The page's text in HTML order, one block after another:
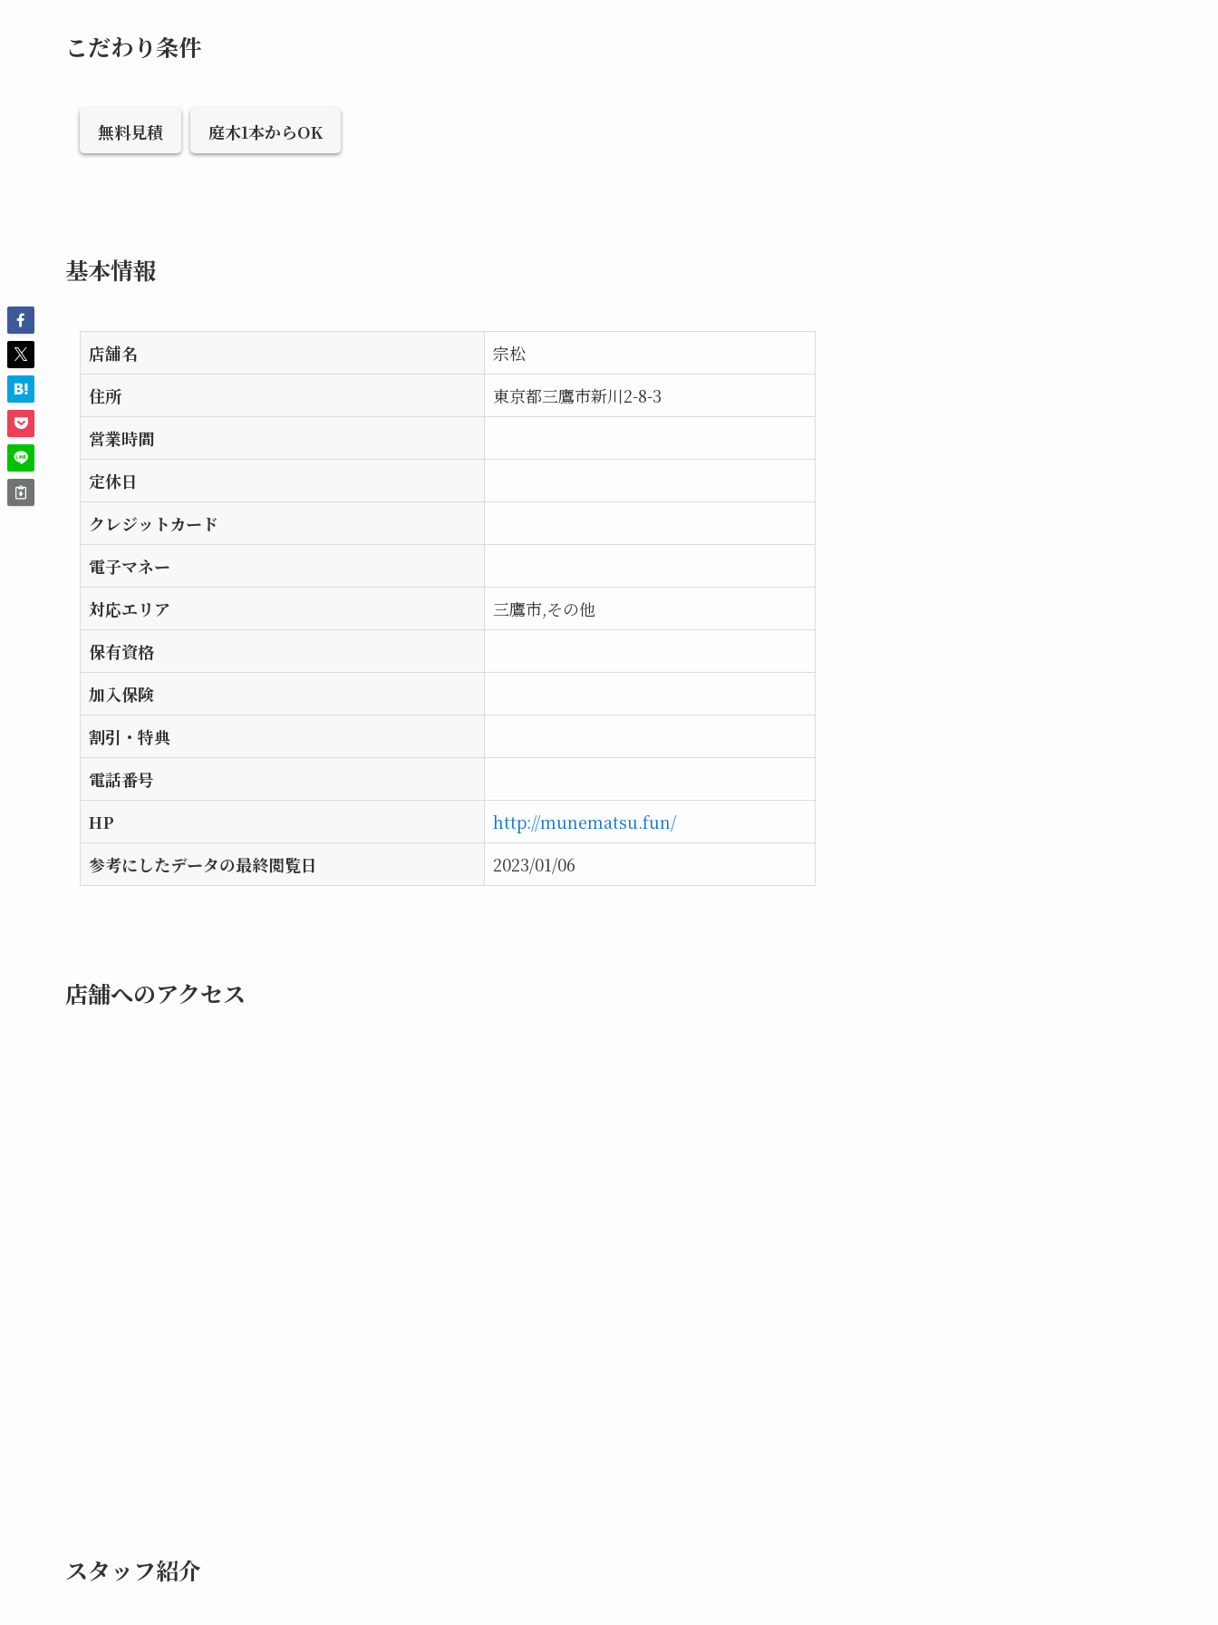
こだわり条件
無料見積 庭木1本からOK
基本情報
店舗名
宗松
住所
東京都三鷹市新川2-8-3
営業時間
定休日
クレジットカード
電子マネー
対応エリア
三鷹市,その他
保有資格
加入保険
割引・特典
電話番号
HP
http://munematsu.fun/
参考にしたデータの最終閲覧日
2023/01/06
店舗へのアクセス
スタッフ紹介